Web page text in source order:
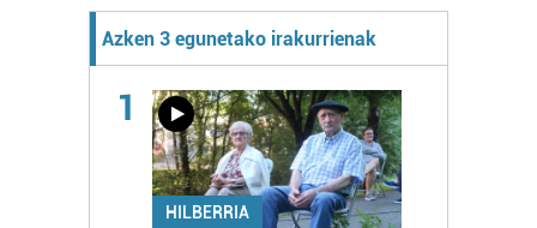
Azken 3 egunetako irakurrienak
1
HILBERRIA